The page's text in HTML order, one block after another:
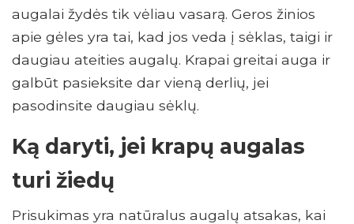
augalai žydės tik vėliau vasarą. Geros žinios
apie gėles yra tai, kad jos veda į sėklas, taigi ir
daugiau ateities augalų. Krapai greitai auga ir
galbūt pasieksite dar vieną derlių, jei
pasodinsite daugiau sėklų.
Ką daryti, jei krapų augalas
turi žiedų
Prisukimas yra natūralus augalų atsakas, kai